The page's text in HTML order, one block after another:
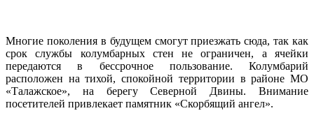
Многие поколения в будущем смогут приезжать сюда, так как
срок службы колумбарных стен не ограничен, а ячейки
передаются в бессрочное пользование. Колумбарий
расположен на тихой, спокойной территории в районе МО
«Талажское», на берегу Северной Двины. Внимание
посетителей привлекает памятник «Скорбящий ангел».